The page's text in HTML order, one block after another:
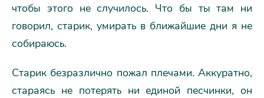
чтобы этого не случилось. Что бы ты там ни
говорил, старик, умирать в ближайшие дни я не
собираюсь.
Старик безразлично пожал плечами. Аккуратно,
стараясь не потерять ни единой песчинки, он